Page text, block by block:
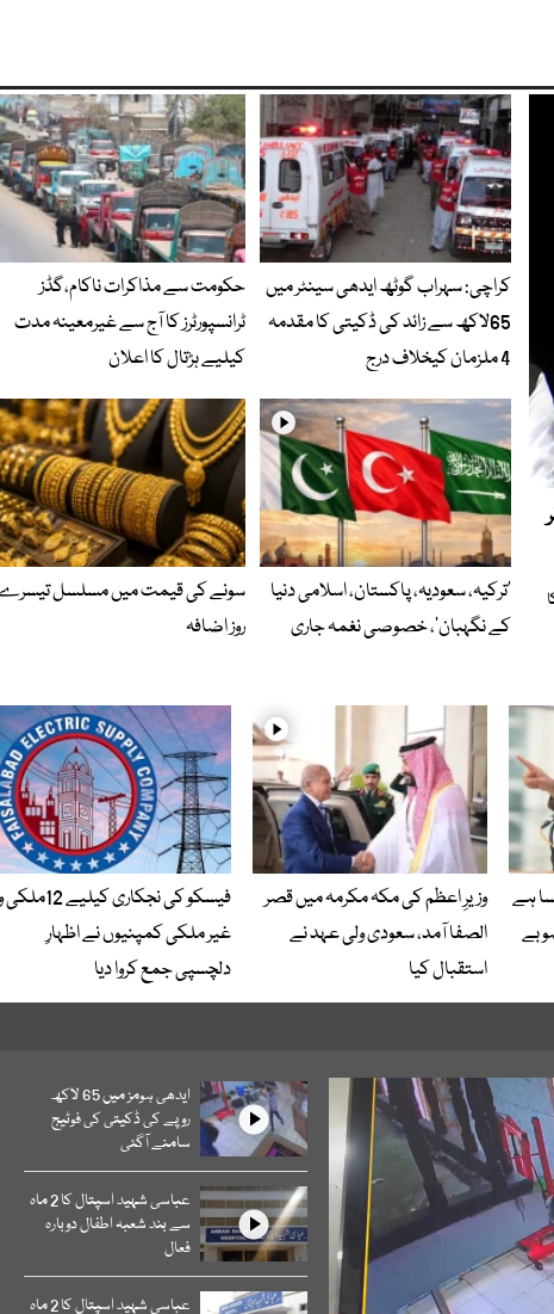
کراچی: سہراب گوٹھ ایدھی سینٹر میں
65لاکھ سے زائد کی ڈکیتی کا مقدمہ
4 ملزمان کیخلاف درج
حکومت سے مذاکرات ناکام،گڈز
ٹرانسپورٹرز کا آج سے غیرمعینہ مدت
کیلیے ہڑتال کا اعلان
‘ترکیہ، سعودیہ، پاکستان، اسلامی دنیا
کے نگہبان’، خصوصی نغمہ جاری
سونے کی قیمت میں مسلسل تیسرے
روز اضافہ
ہے
وزیرِ اعظم کی مکہ مکرمہ میں قصر
الصفا آمد، سعودی ولی عہد نے
استقبال کیا
فیسکو کی نجکاری کیلیے 12ملکی و
غیر ملکی کمپنیوں نے اظہارِ
دلچسپی جمع کروا دیا
ایدھی ہومز میں 65 لاکھ
روپے کی ڈکیتی کی فوٹیج
سامنے آگئی
عباسی شہید اسپتال کا 2 ماہ
سے بند شعبہ اطفال دوبارہ
فعال
عباسی شہید اسپتال کا 2 ماہ